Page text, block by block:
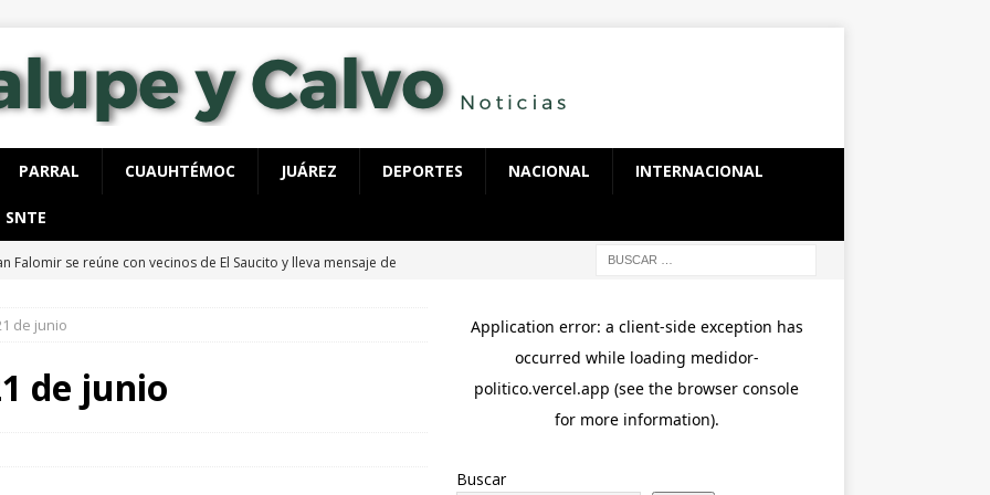
PARRAL CUAUHTÉMOC JUÁREZ DEPORTES NACIONAL INTERNACIONAL
SNTE
Falomir se reúne con vecinos de El Saucito y lleva mensaje de
César Jáuregui la importancia de atender las colonias con
ESTATAL
Célula BOI acciones de seguridad en la región serrana por
de junio
de junio
Buscar